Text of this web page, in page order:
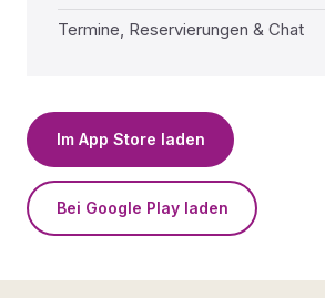
Termine, Reservierungen & Chat
Im App Store laden
Bei Google Play laden